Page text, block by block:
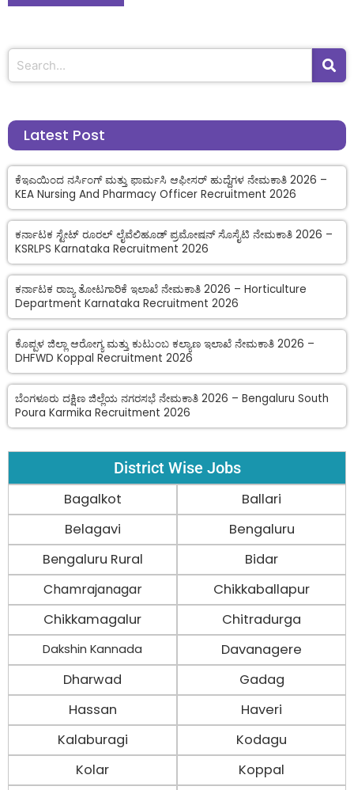
Latest Post
ಕೆಇಎಯಿಂದ ನರ್ಸಿಂಗ್ ಮತ್ತು ಫಾರ್ಮಸಿ ಆಫೀಸರ್ ಹುದ್ದೆಗಳ ನೇಮಕಾತಿ 2026 –
KEA Nursing And Pharmacy Officer Recruitment 2026
ಕರ್ನಾಟಕ ಸ್ಟೇಟ್ ರೂರಲ್ ಲೈವೆಲಿಹೂಡ್ ಪ್ರಮೋಷನ್ ಸೊಸೈಟಿ ನೇಮಕಾತಿ 2026 –
KSRLPS Karnataka Recruitment 2026
ಕರ್ನಾಟಕ ರಾಜ್ಯ ತೋಟಗಾರಿಕೆ ಇಲಾಖೆ ನೇಮಕಾತಿ 2026 – Horticulture
Department Karnataka Recruitment 2026
ಕೊಪ್ಪಳ ಜಿಲ್ಲಾ ಆರೋಗ್ಯ ಮತ್ತು ಕುಟುಂಬ ಕಲ್ಯಾಣ ಇಲಾಖೆ ನೇಮಕಾತಿ 2026 –
DHFWD Koppal Recruitment 2026
ಬೆಂಗಳೂರು ದಕ್ಷಿಣ ಜಿಲ್ಲೆಯ ನಗರಸಭೆ ನೇಮಕಾತಿ 2026 – Bengaluru South
Poura Karmika Recruitment 2026
District Wise Jobs
Bagalkot
Ballari
Belagavi
Bengaluru
Bengaluru Rural
Bidar
Chamrajanagar
Chikkaballapur
Chikkamagalur
Chitradurga
Dakshin Kannada
Davanagere
Dharwad
Gadag
Hassan
Haveri
Kalaburagi
Kodagu
Kolar
Koppal